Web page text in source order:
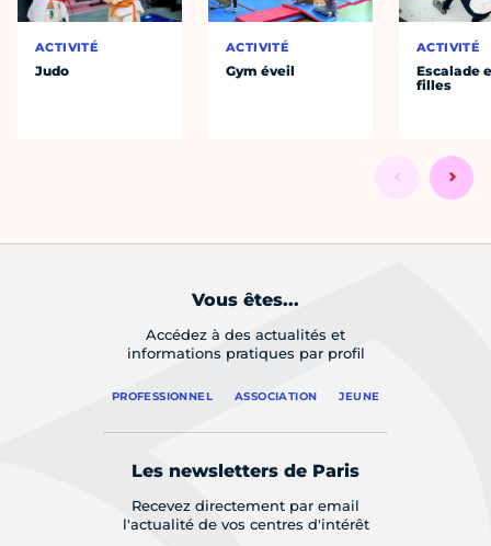
ACTIVITÉ
Judo
ACTIVITÉ
Gym éveil
ACTIVITÉ
Escalade
filles
Vous êtes...
Accédez à des actualités et
informations pratiques par profil
PROFESSIONNEL ASSOCIATION JEUNE
Les newsletters de Paris
Recevez directement par email
l'actualité de vos centres d'intérêt